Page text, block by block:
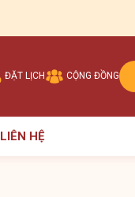
ĐẶT LỊCH CỘNG ĐỒNG
LIÊN HỆ